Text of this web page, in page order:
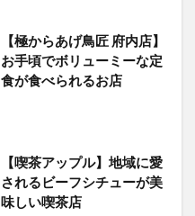
【極からあげ鳥匠 府内店】
お手頃でボリューミーな定
食が食べられるお店
【喫茶アップル】地域に愛
されるビーフシチューが美
味しい喫茶店